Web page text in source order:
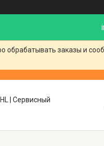
обрабатывать заказы и
| Сервисный